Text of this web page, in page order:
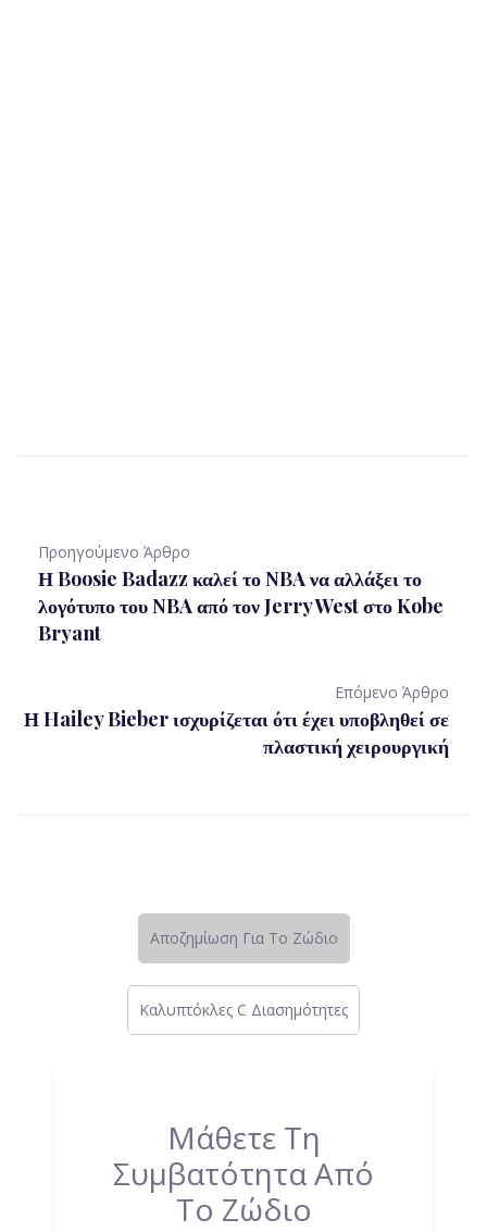
Προηγούμενο Άρθρο
Η Boosie Badazz καλεί το NBA να αλλάξει το
λογότυπο του NBA από τον Jerry West στο Kobe
Bryant
Επόμενο Άρθρο
Η Hailey Bieber ισχυρίζεται ότι έχει υποβληθεί σε
πλαστική χειρουργική
Αποζημίωση Για Το Ζώδιο
Καλυπτόκλες C Διασημότητες
Μάθετε Τη
Συμβατότητα Από
Το Ζώδιο